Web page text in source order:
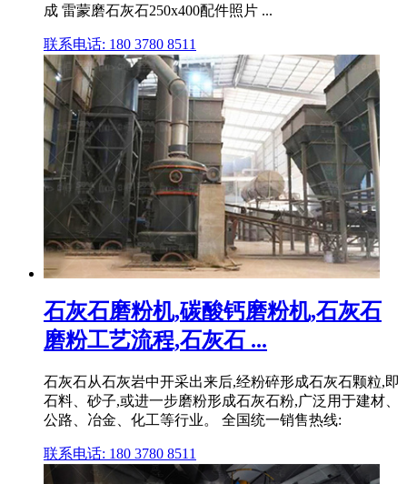
成 雷蒙磨石灰石250x400配件照片 ...
联系电话: 180 3780 8511
石灰石磨粉机,碳酸钙磨粉机,石灰石
磨粉工艺流程,石灰石 ...
石灰石从石灰岩中开采出来后,经粉碎形成石灰石颗粒,即
石料、砂子,或进一步磨粉形成石灰石粉,广泛用于建材、
公路、冶金、化工等行业。 全国统一销售热线:
联系电话: 180 3780 8511